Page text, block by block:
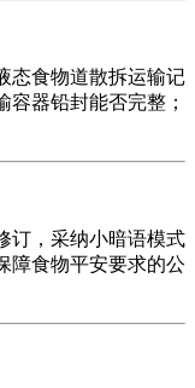
态食物道散拆运输记
器铅封能否完整；
订，采纳小暗语模式
障食物平安要求的公